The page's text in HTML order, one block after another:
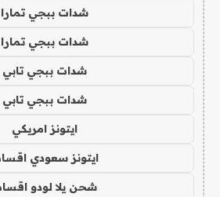
شدات ببجي تمارا
شدات ببجي تمارا
شدات ببجي تابي
شدات ببجي تابي
ايتونز امريكي
ايتونز سعودي
شحن يلا لودو